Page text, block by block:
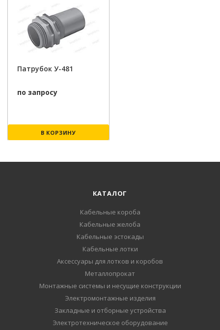
Патрубок У-481
по запросу
В КОРЗИНУ
КАТАЛОГ
Кабельные короба
Кабельные желоба
Кабельные эстокады
Кабельные лотки
Аксессуары для лотков и коробов
Металлопрокат
Монтажные системы и несущие конструкции
Электромонтажные изделия
Закладные и отборные устройства
Электротехническое оборудование